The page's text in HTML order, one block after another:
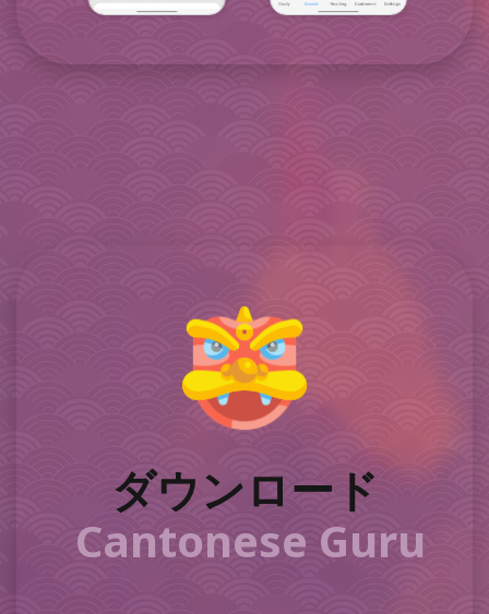
ダウンロード
Cantonese Guru